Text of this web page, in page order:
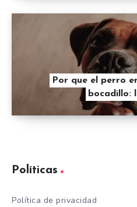
Por que el perro
bocadillo:
Políticas
Política de privacidad